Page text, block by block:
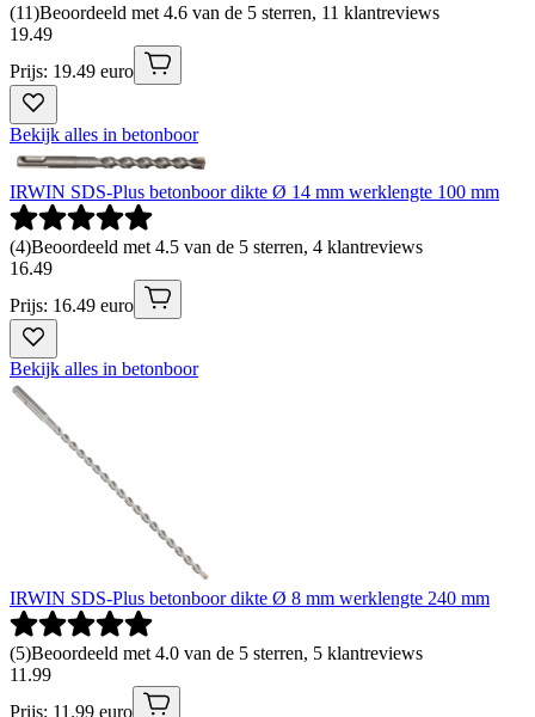
(11)Beoordeeld met 4.6 van de 5 sterren, 11 klantreviews
19.49
Prijs: 19.49 euro
Bekijk alles in betonboor
IRWIN SDS-Plus betonboor dikte Ø 14 mm werklengte 100 mm
(4)Beoordeeld met 4.5 van de 5 sterren, 4 klantreviews
16.49
Prijs: 16.49 euro
Bekijk alles in betonboor
IRWIN SDS-Plus betonboor dikte Ø 8 mm werklengte 240 mm
(5)Beoordeeld met 4.0 van de 5 sterren, 5 klantreviews
11 .99
Prijs: 11.99 euro